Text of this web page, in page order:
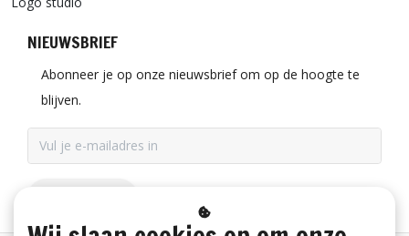
NIEUWSBRIEF
Abonneer je op onze nieuwsbrief om op de hoogte te
blijven.